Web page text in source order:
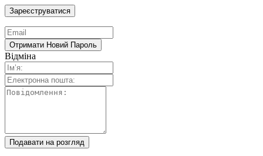
Відміна